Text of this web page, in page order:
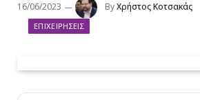
16/06/2023 ByΧρήστος Κοτσακάς
ΕΠΙΧΕΙΡΉΣΕΙΣ